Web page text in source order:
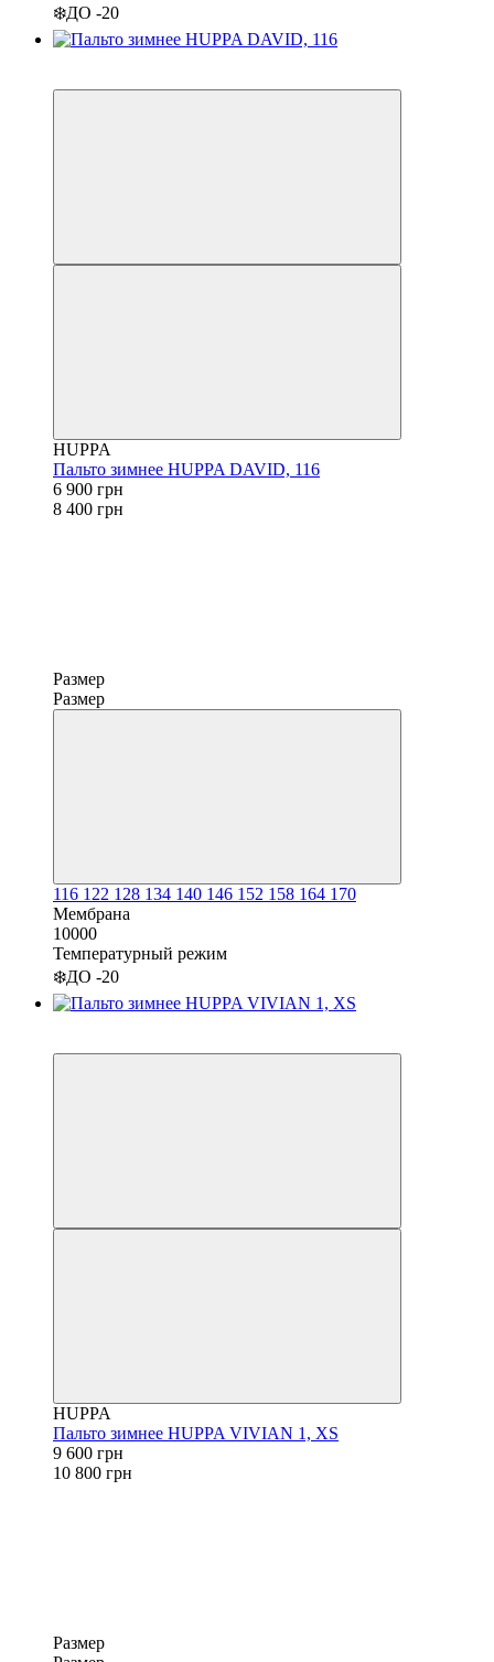
❄️ДО -20
HUPPA
Пальто зимнее HUPPA DAVID, 116
6 900 грн
8 400 грн
Размер
Размер
116 122 128 134 140 146 152 158 164 170
Мембрана
10000
Температурный режим
❄️ДО -20
HUPPA
Пальто зимнее HUPPA VIVIAN 1, XS
9 600 грн
10 800 грн
Размер